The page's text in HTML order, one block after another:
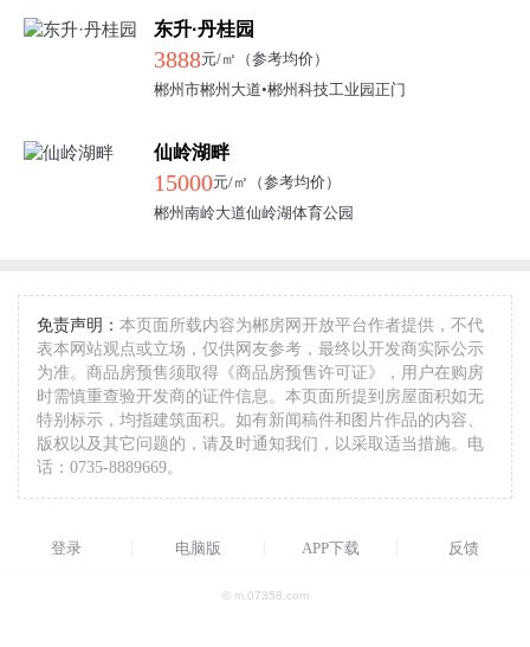
东升·丹桂园
3888元/㎡（参考均价）
郴州市郴州大道•郴州科技工业园正门
仙岭湖畔
15000元/㎡（参考均价）
郴州南岭大道仙岭湖体育公园
免责声明： 本页面所载内容为郴房网开放平台作者提供，不代
表本网站观点或立场，仅供网友参考，最终以开发商实际公示
为准。商品房预售须取得《商品房预售许可证》，用户在购房
时需慎重查验开发商的证件信息。本页面所提到房屋面积如无
特别标示，均指建筑面积。如有新闻稿件和图片作品的内容、
版权以及其它问题的，请及时通知我们，以采取适当措施。电
话：0735-8889669。
登录 电脑版 APP下载 反馈
© m.07358.com